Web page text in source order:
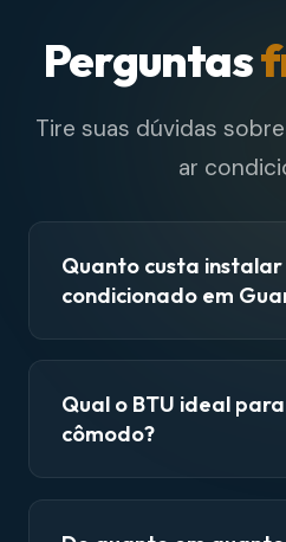
Perguntas
Tire suas dúvidas
ar
Quanto custa
condicionado em
Qual o BTU ideal
cômodo?